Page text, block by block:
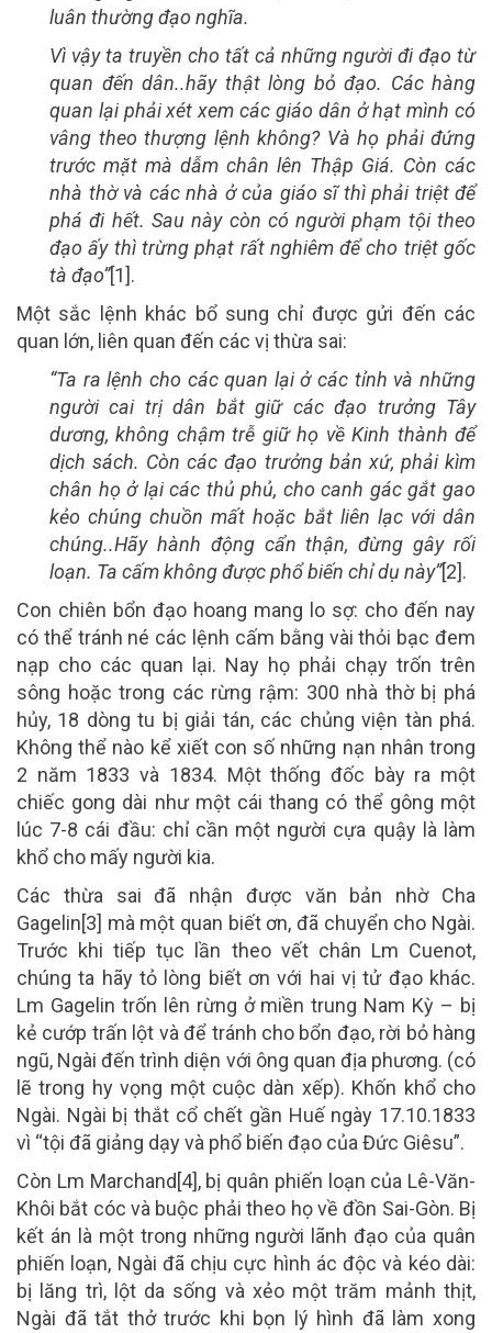
luân thường đạo nghĩa.
Vì vậy ta truyền cho tất cả những người đi đạo từ
quan đến dân..hãy thật lòng bỏ đạo. Các hàng
quan lại phải xét xem các giáo dân ở hạt mình có
vâng theo thượng lệnh không? Và họ phải đứng
trước mặt mà dẫm chân lên Thập Giá. Còn các
nhà thờ và các nhà ở của giáo sĩ thì phải triệt để
phá đi hết. Sau này còn có người phạm tội theo
đạo ấy thì trừng phạt rất nghiêm để cho triệt gốc
tà đạo”[1].
Một sắc lệnh khác bổ sung chỉ được gửi đến các
quan lớn, liên quan đến các vị thừa sai:
“Ta ra lệnh cho các quan lại ở các tỉnh và những
người cai trị dân bắt giữ các đạo trưởng Tây
dương, không chậm trễ giữ họ về Kinh thành để
dịch sách. Còn các đạo trưởng bản xứ, phải kìm
chân họ ở lại các thủ phủ, cho canh gác gắt gao
kẻo chúng chuồn mất hoặc bắt liên lạc với dân
chúng..Hãy hành động cẩn thận, đừng gây rối
loạn. Ta cấm không được phổ biến chỉ dụ này”[2].
Con chiên bổn đạo hoang mang lo sợ: cho đến nay
có thể tránh né các lệnh cấm bằng vài thỏi bạc đem
nạp cho các quan lại. Nay họ phải chạy trốn trên
sông hoặc trong các rừng rậm: 300 nhà thờ bị phá
hủy, 18 dòng tu bị giải tán, các chủng viện tàn phá.
Không thể nào kể xiết con số những nạn nhân trong
2 năm 1833 và 1834. Một thống đốc bày ra một
chiếc gong dài như một cái thang có thể gông một
lúc 7-8 cái đầu: chỉ cần một người cựa quậy là làm
khổ cho mấy người kia.
Các thừa sai đã nhận được văn bản nhờ Cha
Gagelin[3] mà một quan biết ơn, đã chuyển cho Ngài.
Trước khi tiếp tục lần theo vết chân Lm Cuenot,
chúng ta hãy tỏ lòng biết ơn với hai vị tử đạo khác.
Lm Gagelin trốn lên rừng ở miền trung Nam Kỳ – bị
kẻ cướp trấn lột và để tránh cho bổn đạo, rời bỏ hàng
ngũ, Ngài đến trình diện với ông quan địa phương. (có
lẽ trong hy vọng một cuộc dàn xếp). Khốn khổ cho
Ngài. Ngài bị thắt cổ chết gần Huế ngày 17.10.1833
vì “tội đã giảng dạy và phổ biến đạo của Đức Giêsu”.
Còn Lm Marchand[4], bị quân phiến loạn của Lê-Văn-
Khôi bắt cóc và buộc phải theo họ về đồn Sai-Gòn. Bị
kết án là một trong những người lãnh đạo của quân
phiến loạn, Ngài đã chịu cực hình ác độc và kéo dài:
bị lăng trì, lột da sống và xẻo một trăm mảnh thịt,
Ngài đã tắt thở trước khi bọn lý hình đã làm xong